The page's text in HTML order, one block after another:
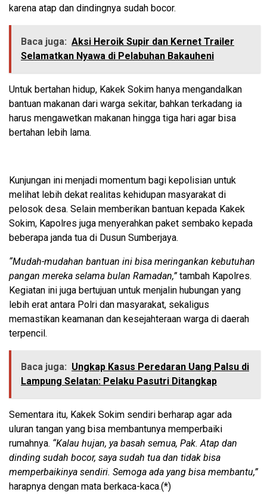
karena atap dan dindingnya sudah bocor.
Baca juga: Aksi Heroik Supir dan Kernet Trailer
Selamatkan Nyawa di Pelabuhan Bakauheni
Untuk bertahan hidup, Kakek Sokim hanya mengandalkan
bantuan makanan dari warga sekitar, bahkan terkadang ia
harus mengawetkan makanan hingga tiga hari agar bisa
bertahan lebih lama.
Kunjungan ini menjadi momentum bagi kepolisian untuk
melihat lebih dekat realitas kehidupan masyarakat di
pelosok desa. Selain memberikan bantuan kepada Kakek
Sokim, Kapolres juga menyerahkan paket sembako kepada
beberapa janda tua di Dusun Sumberjaya.
“Mudah-mudahan bantuan ini bisa meringankan kebutuhan
pangan mereka selama bulan Ramadan,”tambah Kapolres.
Kegiatan ini juga bertujuan untuk menjalin hubungan yang
lebih erat antara Polri dan masyarakat, sekaligus
memastikan keamanan dan kesejahteraan warga di daerah
terpencil.
Baca juga: Ungkap Kasus Peredaran Uang Palsu di
Lampung Selatan: Pelaku Pasutri Ditangkap
Sementara itu, Kakek Sokim sendiri berharap agar ada
uluran tangan yang bisa membantunya memperbaiki
rumahnya. “Kalau hujan, ya basah semua, Pak. Atap dan
dinding sudah bocor, saya sudah tua dan tidak bisa
memperbaikinya sendiri. Semoga ada yang bisa membantu,”
harapnya dengan mata berkaca-kaca.(*)